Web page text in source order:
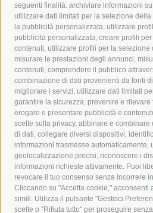
seguenti finalità: archiviare informazioni
utilizzare dati limitati per la selezione
la pubblicità personalizzata, utilizzare
pubblicità personalizzata, creare profili
contenuti, utilizzare profili per la selezione
misurare le prestazioni degli annunci,
contenuti, comprendere il pubblico
combinazione di dati provenienti da fonti
migliorare i servizi, utilizzare dati limitati
garantire la sicurezza, prevenire e rilevare
erogare e presentare pubblicità e
scelte sulla privacy, abbinare e combinare
di dati, collegare diversi dispositivi,
informazioni trasmesse automaticamente,
geolocalizzazione precisi, riconoscere i
informazioni richieste attivamente. Puoi
revocare il tuo consenso senza incorrere
Cliccando su "Accetta cookie," acconsenti
simili. Utilizza il pulsante "Gestisci
scelte o "Rifiuta tutto" per proseguire
area marina protetta di punta
Asl Napoli 3 sud
capitaneria di
castellammare di stabia
comune di sorrento
concerto
costiera amalfitana
covid-19 eav
fondazione sorrento
gori
lavori
lorenzo balducelli mare
massimo coppola
Meta napoli
penisola sorrentina
piano di
protezione civile
Regione
sindaco cuomo
sorrento
turismo
Vico Equense villa